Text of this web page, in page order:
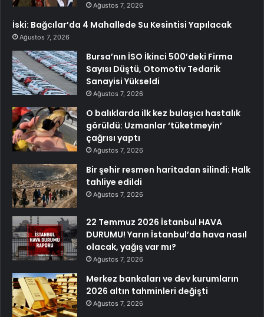
Ağustos 7, 2026
İski: Bağcılar’da 4 Mahallede Su Kesintisi Yapılacak
Ağustos 7, 2026
Bursa’nın İSO İkinci 500’deki Firma
Sayısı Düştü, Otomotiv Tedarik
Sanayisi Yükseldi
Ağustos 7, 2026
O balıklarda ilk kez bulaşıcı hastalık
görüldü: Uzmanlar ‘tüketmeyin’
çağrısı yaptı
Ağustos 7, 2026
Bir şehir resmen haritadan silindi: Halk
tahliye edildi
Ağustos 7, 2026
22 Temmuz 2026 İstanbul HAVA
DURUMU! Yarın İstanbul’da hava nasıl
olacak, yağış var mı?
Ağustos 7, 2026
Merkez bankaları ve dev kurumların
2026 altın tahminleri değişti
Ağustos 7, 2026